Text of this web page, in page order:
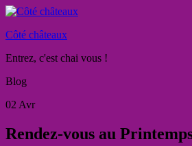
Côté châteaux
Entrez, c'est chai vous !
Blog
02 Avr
Rendez-vous au